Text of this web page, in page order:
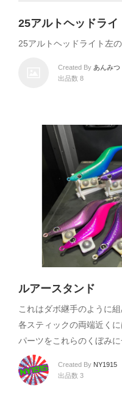
25アルトヘッドライ
25アルトヘッドライト左
Created By あんみつ
出品数 8
ルアースタンド
これはダボ継手のように
各スティックの両端近く
パーツをこれらのくぼみ
Created By NY1915
出品数 3